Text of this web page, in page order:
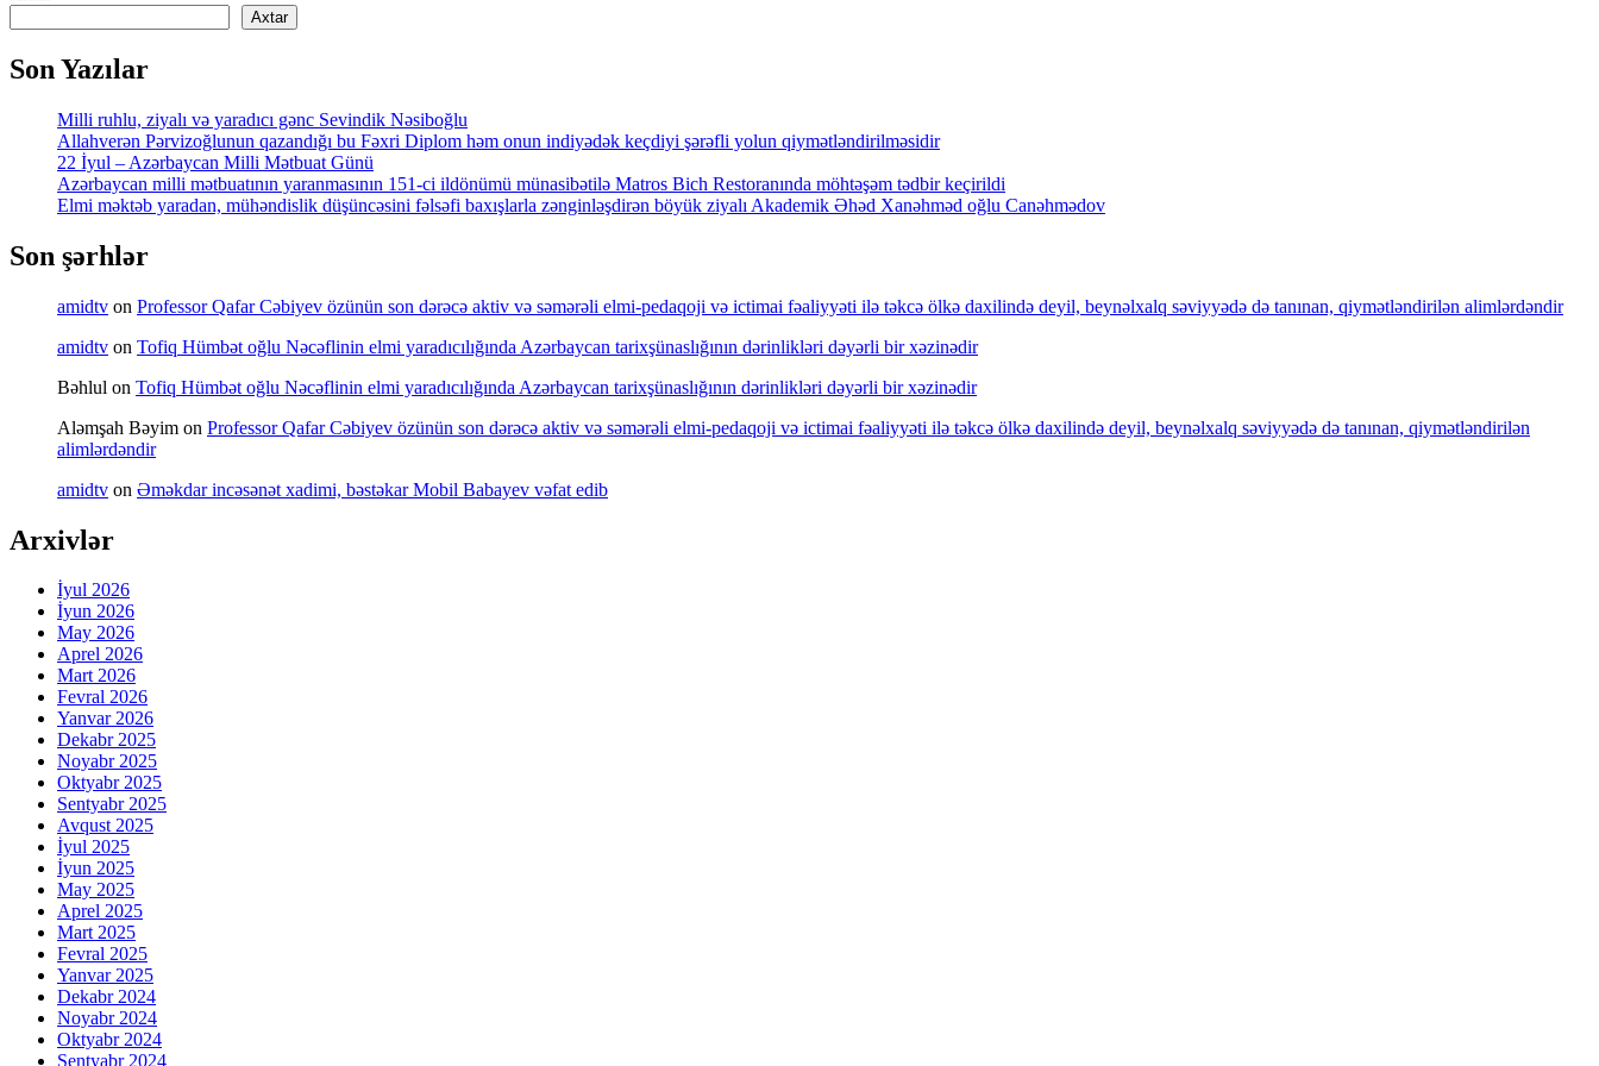
Axtar
Son Yazılar
Milli ruhlu, ziyalı və yaradıcı gənc Sevindik Nəsiboğlu
Allahverən Pərvizoğlunun qazandığı bu Fəxri Diplom həm onun indiyədək keçdiyi şərəfli yolun qiymətləndirilməsidir
22 İyul – Azərbaycan Milli Mətbuat Günü
Azərbaycan milli mətbuatının yaranmasının 151-ci ildönümü münasibətilə Matros Bich Restoranında möhtəşəm tədbir keçirildi
Elmi məktəb yaradan, mühəndislik düşüncəsini fəlsəfi baxışlarla zənginləşdirən böyük ziyalı Akademik Əhəd Xanəhməd oğlu Canəhmədov
Son şərhlər
amidtv on Professor Qafar Cəbiyev özünün son dərəcə aktiv və səmərəli elmi-pedaqoji və ictimai fəaliyyəti ilə təkcə ölkə daxilində deyil, beynəlxalq səviyyədə də tanınan, qiymətləndirilən alimlərdəndir
amidtv on Tofiq Hümbət oğlu Nəcəflinin elmi yaradıcılığında Azərbaycan tarixşünaslığının dərinlikləri dəyərli bir xəzinədir
Bəhlul on Tofiq Hümbət oğlu Nəcəflinin elmi yaradıcılığında Azərbaycan tarixşünaslığının dərinlikləri dəyərli bir xəzinədir
Aləmşah Bəyim on Professor Qafar Cəbiyev özünün son dərəcə aktiv və səmərəli elmi-pedaqoji və ictimai fəaliyyəti ilə təkcə ölkə daxilində deyil, beynəlxalq səviyyədə də tanınan, qiymətləndirilən
alimlərdəndir
amidtv on Əməkdar incəsənət xadimi, bəstəkar Mobil Babayev vəfat edib
Arxivlər
İyul 2026
İyun 2026
May 2026
Aprel 2026
Mart 2026
Fevral 2026
Yanvar 2026
Dekabr 2025
Noyabr 2025
Oktyabr 2025
Sentyabr 2025
Avqust 2025
İyul 2025
İyun 2025
May 2025
Aprel 2025
Mart 2025
Fevral 2025
Yanvar 2025
Dekabr 2024
Noyabr 2024
Oktyabr 2024
Sentyabr 2024